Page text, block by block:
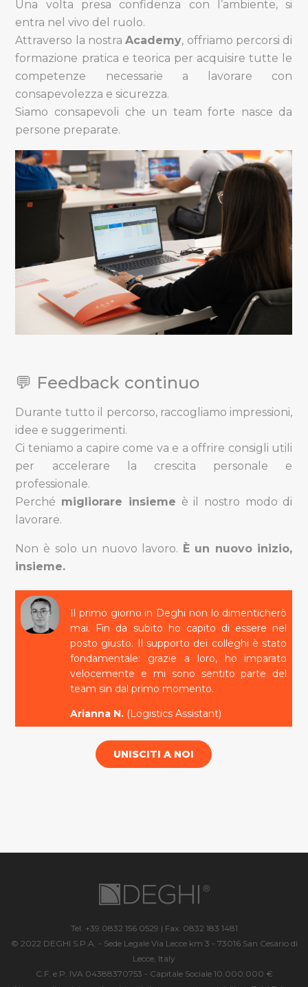
Una volta presa confidenza con l’ambiente, si
entra nel vivo del ruolo.
Attraverso la nostraAcademy, offriamo percorsi di
formazione pratica e teorica per acquisire tutte le
competenze necessarie a lavorare con
consapevolezza e sicurezza.
Siamo consapevoli che un team forte nasce da
persone preparate.
💬 Feedback continuo
Durante tutto il percorso, raccogliamo impressioni,
idee e suggerimenti.
Ci teniamo a capire come va e a offrire consigli utili
per accelerare la crescita personale e
professionale.
Perché migliorare insieme è il nostro modo di
lavorare.
Non è solo un nuovo lavoro. È un nuovo inizio,
insieme.
Il primo giorno in Deghi non lo dimenticherò
mai. Fin da subito ho capito di essere nel
posto giusto. Il supporto dei colleghi è stato
fondamentale: grazie a loro, ho imparato
velocemente e mi sono sentito parte del
team sin dal primo momento.
Arianna N. (Logistics Assistant)
UNISCITI A NOI
Tel. +39 0832 156 0529 | Fax. 0832 183 1481
© 2022 DEGHI S.P.A. - Sede Legale Via Lecce km 3 - 73016 San Cesario di
Lecce, Italy
C.F. e P. IVA 04388370753 - Capitale Sociale 10.000.000 €